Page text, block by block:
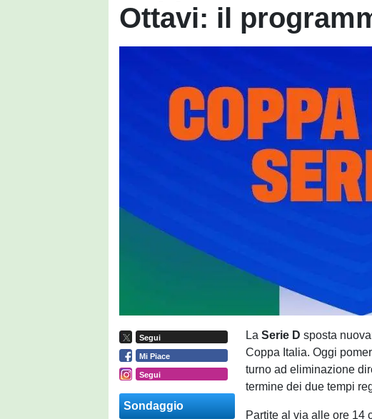
Ottavi: il
Segui
Mi Piace
Segui
Sondaggio
LaSerie D sposta
Coppa Italia. Oggi
turno ad eliminazione
termine dei due tempi
Partite al via alle ore 14